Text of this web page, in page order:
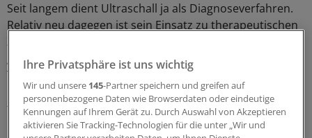
Seit langem dient Ultraschall ja als Diagnoseverfahren.
Relativ neu dagegen ist sein Einsatz zu therapeutischen
Zwecken. Dabei werden die Schallwellen so stark
gebündelt, dass sie erkranktes Gewebe – vor allem
Tumorzellen – regelrecht veröden und damit
unschädlich machen. Aus Patientensicht besitzt der
fokussierte Ultraschall mehrere Vorteile: Die
Behandlung läuft komplett nicht-invasiv und ohne
Ihre Privatsphäre ist uns wichtig
Wir und unsere 145-Partner speichern und greifen auf
personenbezogene Daten wie Browserdaten oder eindeutige
Kennungen auf Ihrem Gerät zu. Durch Auswahl von Akzeptieren
aktivieren Sie Tracking-Technologien für die unter „Wir und